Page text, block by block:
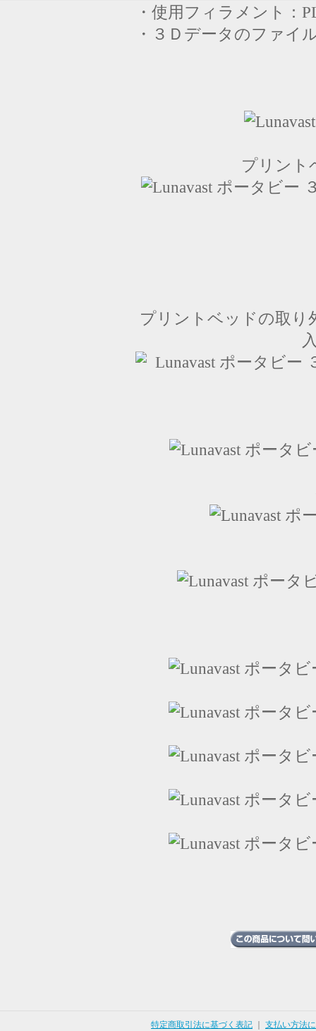
・使用フィラメント：
・３Ｄデータのファイ
プリント
プリントベッドの取り
特定商取引法に基づく表記｜支払い方法